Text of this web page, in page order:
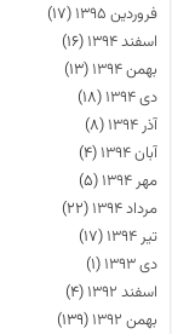
فروردین ۱۳۹۵
(۱۷)
اسفند ۱۳۹۴
(۱۶)
بهمن ۱۳۹۴
(۱۳)
دی ۱۳۹۴
(۱۸)
آذر ۱۳۹۴
(۸)
آبان ۱۳۹۴
(۴)
مهر ۱۳۹۴
(۵)
مرداد ۱۳۹۴
(۲۲)
تیر ۱۳۹۴
(۱۷)
دی ۱۳۹۳
(۱)
اسفند ۱۳۹۲
(۴)
بهمن ۱۳۹۲
(۱۳۹)